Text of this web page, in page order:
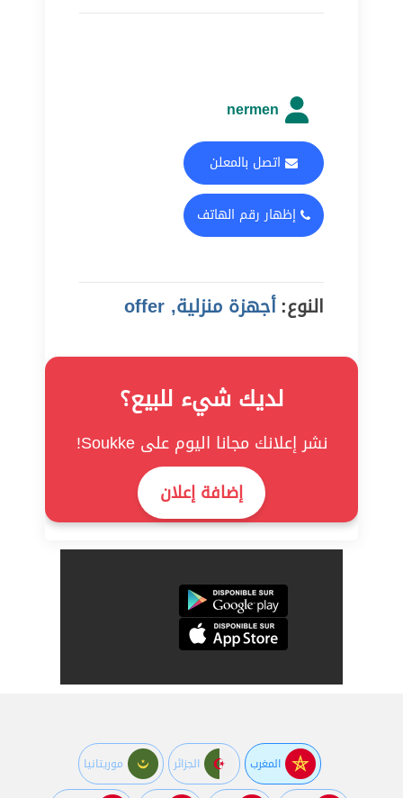
nermen
اتصل بالمعلن
إظهار رقم الهاتف
النوع:أجهزة منزلية, offer
لديك شيء للبيع؟
نشر إعلانك مجانا اليوم على Soukke!
إضافة إعلان
المغرب الجزائر موريتانيا